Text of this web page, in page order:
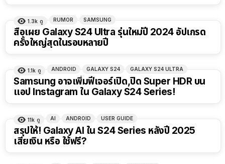
1.3k ดู RUMOR SAMSUNG
สื่อเผย Galaxy S24 Ultra รุ่นใหม่ปี 2024 อัปเกรด
ครั้งใหญ่สุดในรอบหลายปี
1.1k ดู ANDROID GALAXY S24 GALAXY S24 ULTRA
Samsung อาจเพิ่มฟีเจอร์เปิด,ปิด Super HDR บน
แอป Instagram ใน Galaxy S24 Series!
11k ดู AI ANDROID USER GUIDE
สรุปให้! Galaxy AI ใน S24 Series หลังปี 2025
เสียเงิน หรือ ใช้ฟรี?